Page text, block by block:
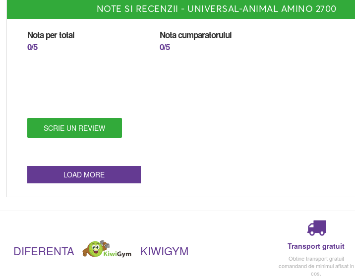
NOTE SI RECENZII - UNIVERSAL-ANIMAL AMINO 2700
Nota per total
0/5
Nota cumparatorului
0/5
SCRIE UN REVIEW
LOAD MORE
DIFERENTA KIWIGYM Transport gratuit
Obtine transport gratuit
comandand de minimul afisat in
cos.